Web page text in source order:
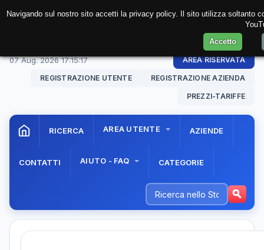
07 Aug. 202617:15:17 AREA RISERVATA
REGISTRAZIONE UTENTE REGISTRAZIONE AZIENDA
PREZZI-TARIFFE
RICERCA AREA UTENTE AZIENDE
CONTATTI AIUTO - FAQ CATEGORIE
Navigando sul nostro sito accetti la privacy policy. Il sito utilizza soltanto
Accetto